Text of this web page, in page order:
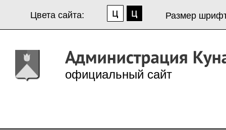
Цвета сайта: Размер
официальный сайт